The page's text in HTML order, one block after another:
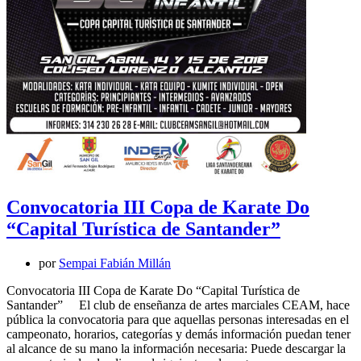
Convocatoria III Copa de Karate Do
“Capital Turística de Santander”
por Sempai Fabián Millán
Convocatoria III Copa de Karate Do “Capital Turística de
Santander” El club de enseñanza de artes marciales CEAM, hace
pública la convocatoria para que aquellas personas interesadas en el
campeonato, horarios, categorías y demás información puedan tener
al alcance de su mano la información necesaria: Puede descargar la